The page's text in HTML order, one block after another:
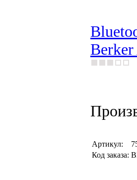
Артикул:
Код заказа: